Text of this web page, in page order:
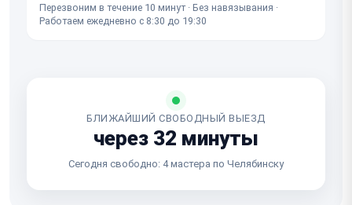
Перезвоним в течение 10 минут · Без навязывания ·
Работаем ежедневно с 8:30 до 19:30
БЛИЖАЙШИЙ СВОБОДНЫЙ ВЫЕЗД
через 32 минуты
Сегодня свободно: 4 мастера по Челябинску